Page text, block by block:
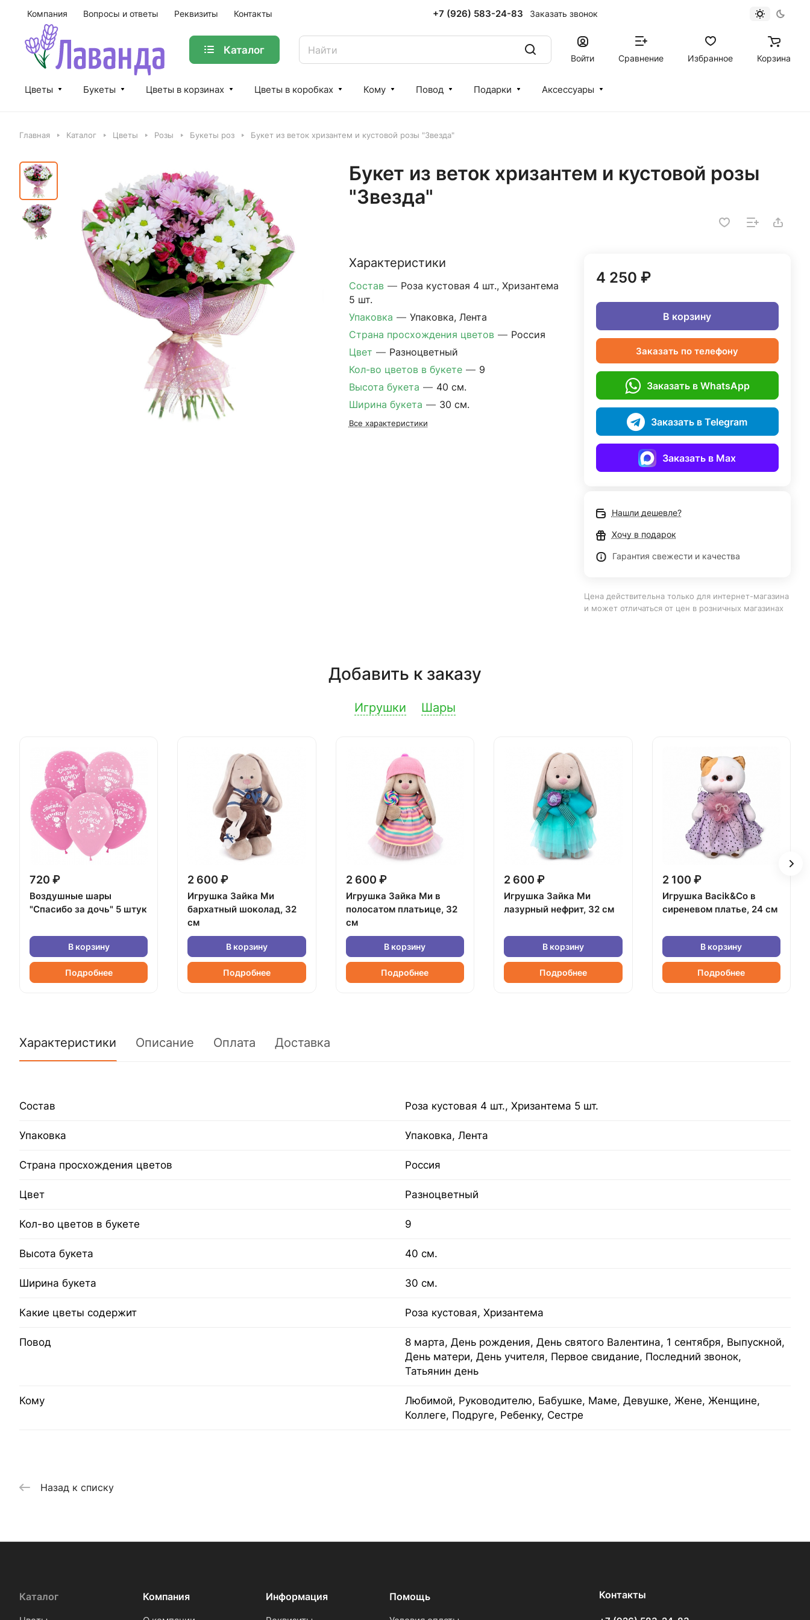
Компания Вопросы и ответы Реквизиты Контакты +7 (926) 583-24-83 Заказать звонок
Каталог
Войти Сравнение Избранное Корзина
Цветы Букеты Цветы в корзинах Цветы в коробках Кому Повод Подарки Аксессуары
Главная Каталог Цветы Розы Букеты роз Букет из веток хризантем и кустовой розы "Звезда"
Букет из веток хризантем и кустовой розы
"Звезда"
Характеристики
Состав — Роза кустовая 4 шт., Хризантема
5 шт.
Упаковка — Упаковка, Лента
Страна просхождения цветов — Россия
Цвет — Разноцветный
Кол-во цветов в букете — 9
Высота букета — 40 см.
Ширина букета — 30 см.
Все характеристики
4 250 ₽
В корзину
Заказать по телефону
Заказать в WhatsApp
Заказать в Telegram
Заказать в Max
Нашли дешевле?
Хочу в подарок
Гарантия свежести и качества
Цена действительна только для интернет-магазина
и может отличаться от цен в розничных магазинах
Добавить к заказу
Игрушки Шары
720 ₽
Воздушные шары
"Спасибо за дочь" 5 штук
В корзину
Подробнее
2 600 ₽
Игрушка Зайка Ми
бархатный шоколад, 32
см
В корзину
Подробнее
2 600 ₽
Игрушка Зайка Ми в
полосатом платьице, 32
см
В корзину
Подробнее
2 600 ₽
Игрушка Зайка Ми
лазурный нефрит, 32 см
В корзину
Подробнее
2 100 ₽
Игрушка Bacik&Co в
сиреневом платье, 24 см
В корзину
Подробнее
Характеристики Описание Оплата Доставка
Состав Роза кустовая 4 шт., Хризантема 5 шт.
Упаковка Упаковка, Лента
Страна просхождения цветов Россия
Цвет Разноцветный
Кол-во цветов в букете 9
Высота букета 40 см.
Ширина букета 30 см.
Какие цветы содержит Роза кустовая, Хризантема
Повод
8 марта, День рождения, День святого Валентина, 1 сентября, Выпускной,
День матери, День учителя, Первое свидание, Последний звонок,
Татьянин день
Кому
Любимой, Руководителю, Бабушке, Маме, Девушке, Жене, Женщине,
Коллеге, Подруге, Ребенку, Сестре
Назад к списку
Каталог Компания Информация Помощь Контакты